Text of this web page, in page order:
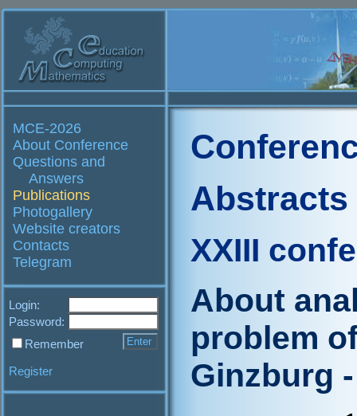
MCE-2026
About Conference
Questions and
Answers
Publications
Photogallery
Website creators
Contacts
Telegram
Login:
Password:
Remember
Register
Abstracts
XXIII
About
problem
Ginzburg